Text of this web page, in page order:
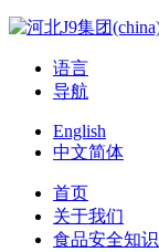
语言
导航
English
中文简体
首页
关于我们
食品安全知识